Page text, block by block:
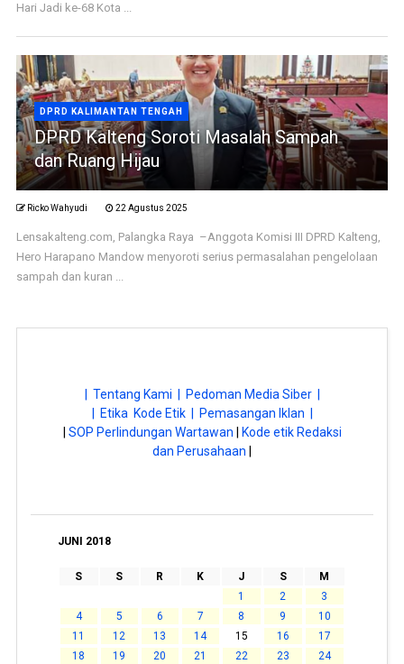
Hari Jadi ke-68 Kota ...
DPRD KALIMANTAN TENGAH
DPRD Kalteng Soroti Masalah Sampah
dan Ruang Hijau
Ricko Wahyudi 22 Agustus 2025
Lensakalteng.com, Palangka Raya –Anggota Komisi III DPRD Kalteng,
Hero Harapano Mandow menyoroti serius permasalahan pengelolaan
sampah dan kuran ...
| Tentang Kami |
Pedoman Media Siber |
| Etika Kode Etik |
Pemasangan Iklan |
SOP Perlindungan Wartawan
Kode etik Redaksi
dan Perusahaan
JUNI 2018
S S R K J S
M
1
2
3
4
5 6 7 8 9
10
11
12 13 14 15 16
17
18
19 20 21 22 23
24